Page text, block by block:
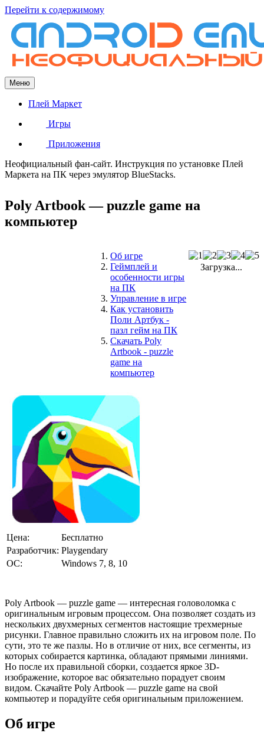
Перейти к содержимому
Меню
Плей Маркет
Игры
Приложения
Неофициальный фан-сайт. Инструкция по установке Плей
Маркета на ПК через эмулятор BlueStacks.
Poly Artbook — puzzle game на
компьютер
Загрузка...
Об игре
Геймплей и
особенности игры
на ПК
Управление в игре
Как установить
Поли Артбук -
пазл гейм на ПК
Скачать Poly
Artbook - puzzle
game на
компьютер
Цена:
Бесплатно
Разработчик: Playgendary
ОС:
Windows 7, 8, 10
Poly Artbook — puzzle game — интересная головоломка с
оригинальным игровым процессом. Она позволяет создать из
нескольких двухмерных сегментов настоящие трехмерные
рисунки. Главное правильно сложить их на игровом поле. По
сути, это те же пазлы. Но в отличие от них, все сегменты, из
которых собирается картинка, обладают прямыми линиями.
Но после их правильной сборки, создается яркое 3D-
изображение, которое вас обязательно порадует своим
видом. Скачайте Poly Artbook — puzzle game на свой
компьютер и порадуйте себя оригинальным приложением.
Об игре